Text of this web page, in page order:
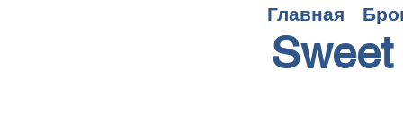
Главная